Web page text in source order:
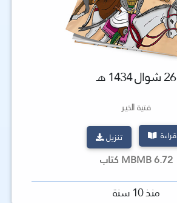
26 شوال 1434 هـ
فتية الخير
قراءة تنزيل
6.72 MBMB كتاب
منذ 10 سنة